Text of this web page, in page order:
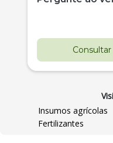
Consultar
Insumos agrícolas
Fertilizantes